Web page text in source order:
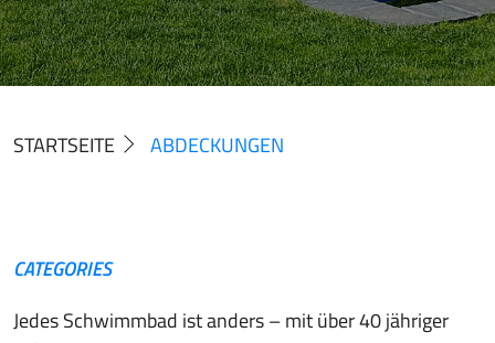
STARTSEITE ABDECKUNGEN
CATEGORIES
Jedes Schwimmbad ist anders – mit über 40 jähriger